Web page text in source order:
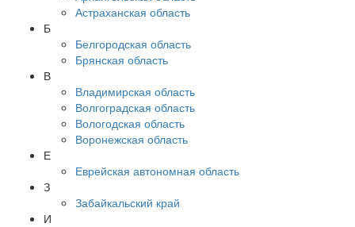
Астраханская область
Б
Белгородская область
Брянская область
В
Владимирская область
Волгоградская область
Вологодская область
Воронежская область
Е
Еврейская автономная область
З
Забайкальский край
И